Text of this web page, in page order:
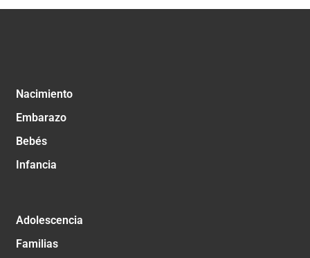
Nacimiento
Embarazo
Bebés
Infancia
Adolescencia
Familias